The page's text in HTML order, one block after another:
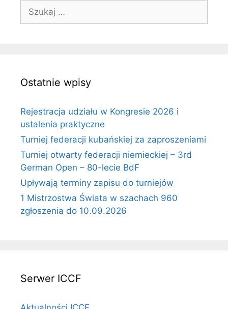
Szukaj:
Ostatnie wpisy
Rejestracja udziału w Kongresie 2026 i
ustalenia praktyczne
Turniej federacji kubańskiej za zaproszeniami
Turniej otwarty federacji niemieckiej – 3rd
German Open – 80-lecie BdF
Upływają terminy zapisu do turniejów
1 Mistrzostwa Świata w szachach 960
zgłoszenia do 10.09.2026
Serwer ICCF